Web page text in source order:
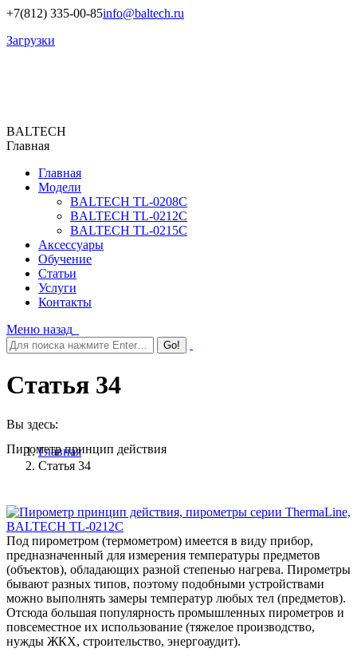
+7(812) 335-00-85info@baltech.ru
Загрузки
BALTECH
Главная
Главная
Модели
BALTECH TL-0208C
BALTECH TL-0212C
BALTECH TL-0215C
Аксессуары
Обучение
Статьи
Услуги
Контакты
Меню назад
Статья 34
Вы здесь:
Главная
Статья 34
Пирометр принцип действия
Под пирометром (термометром) имеется в виду прибор,
предназначенный для измерения температуры предметов
(объектов), обладающих разной степенью нагрева. Пирометры
бывают разных типов, поэтому подобными устройствами
можно выполнять замеры температур любых тел (предметов).
Отсюда большая популярность промышленных пирометров и
повсеместное их использование (тяжелое производство,
нужды ЖКХ, строительство, энергоаудит).